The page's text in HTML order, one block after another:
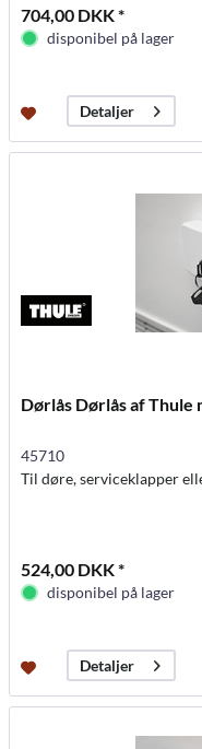
704,00 DKK *
disponibel på lager
Detaljer
Dørlås Dørlås af
45710
Til døre, serviceklapper
524,00 DKK *
disponibel på lager
Detaljer